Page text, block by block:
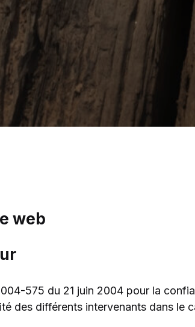
web
575 du 21 juin 2004 pour la
des différents intervenants dans le